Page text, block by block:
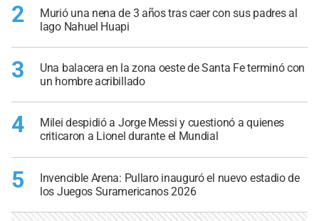
2
Murió una nena de 3 años tras caer con sus padres al
lago Nahuel Huapi
3
Una balacera en la zona oeste de Santa Fe terminó con
un hombre acribillado
4
Milei despidió a Jorge Messi y cuestionó a quienes
criticaron a Lionel durante el Mundial
5
Invencible Arena: Pullaro inauguró el nuevo estadio de
los Juegos Suramericanos 2026